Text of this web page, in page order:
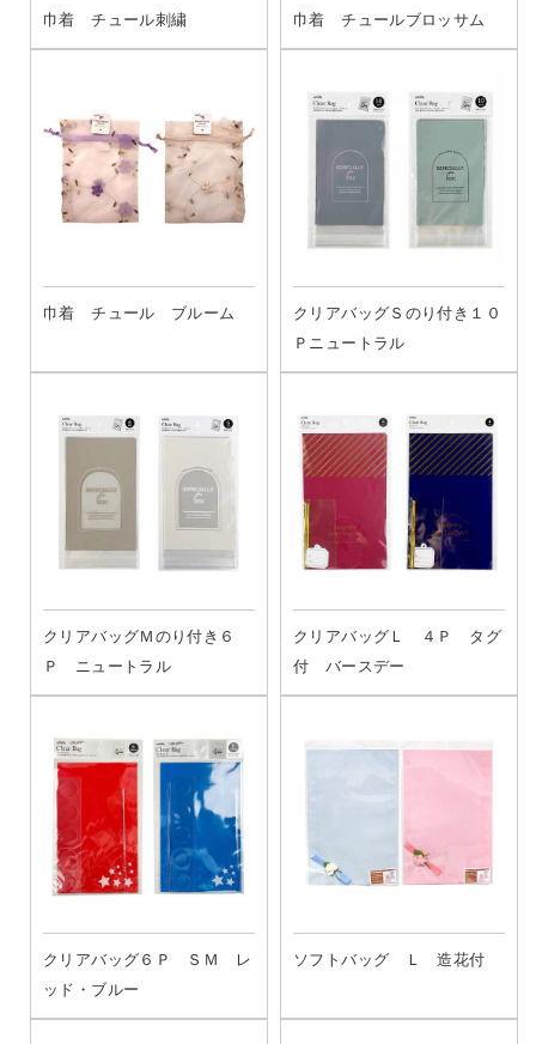
巾着 チュール刺繍 巾着 チュールブロッサム
巾着 チュール ブルーム
クリアバッグＳのり付き１０
Ｐニュートラル
クリアバッグＭのり付き６
Ｐ ニュートラル
クリアバッグＬ ４Ｐ タグ
付 バースデー
クリアバッグ６Ｐ ＳＭ レ
ッド・ブルー
ソフトバッグ Ｌ 造花付